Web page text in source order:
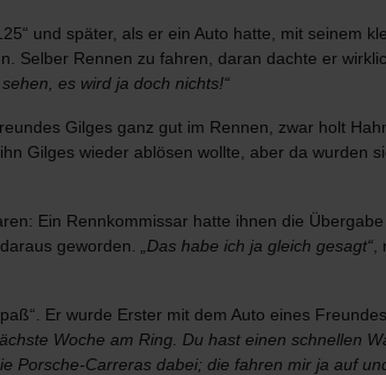
und später, als er ein Auto hatte, mit seinem
Selber Rennen zu fahren, daran dachte er
es wird ja doch nichts!“
Gilges ganz gut im Rennen, zwar holt
Gilges wieder ablösen wollte, aber da wurden
Ein Rennkommissar hatte ihnen die
geworden.
„Das habe ich ja gleich gesagt“
Er wurde Erster mit dem Auto eines
Woche am Ring. Du hast einen schnellen
Porsche-Carreras dabei; die fahren mir ja auf